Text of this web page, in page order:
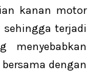
kanan motor
sehingga terjadi
menyebabkan
dengan